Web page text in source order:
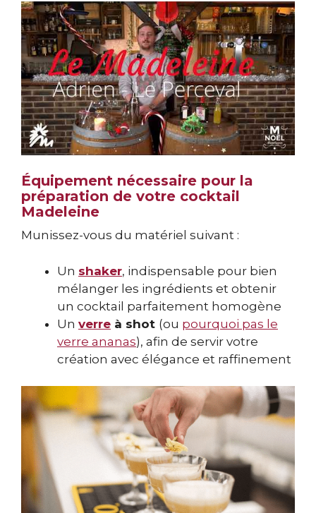
Équipement nécessaire pour la
préparation de votre cocktail
Madeleine
Munissez-vous du matériel suivant :
Un shaker, indispensable pour bien
mélanger les ingrédients et obtenir
un cocktail parfaitement homogène
Un verre à shot (ou pourquoi pas le
verre ananas), afin de servir votre
création avec élégance et raffinement